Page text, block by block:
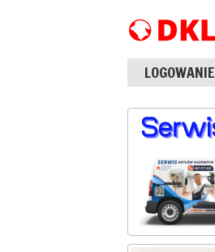
LOGOWANIE